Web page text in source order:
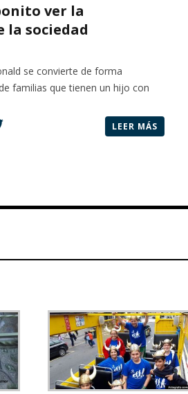
ver la
la sociedad
se convierte de forma
familias que tienen un hijo con
LEER MÁS